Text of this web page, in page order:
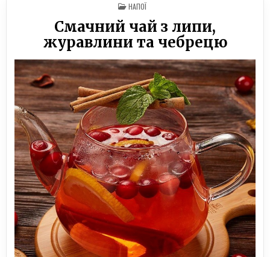
POSTED
IN
НАПОЇ
Смачний чай з липи,
журавлини та чебрецю